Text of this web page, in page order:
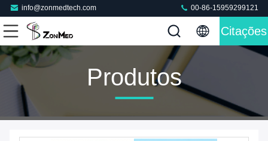
info@zonmedtech.com 00-86-15959299121
Citações
Produtos